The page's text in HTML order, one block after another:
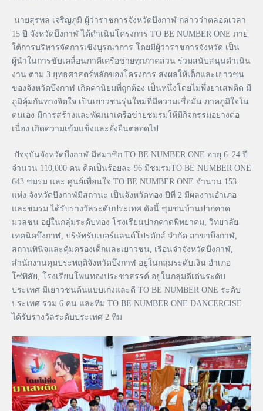
นายสุรพล เจริญภูมิ ผู้ว่าราชการจังหวัดบึงกาฬ กล่าวว่าตลอดเวลา
15 ปี จังหวัดบึงกาฬ ได้ดำเนินโครงการ TO BE NUMBER ONE ภาย
ใต้การบริหารจัดการเชิงบูรณาการ โดยมีผู้ว่าราชการจังหวัด เป็น
ผู้นำในการขับเคลื่อนภาคีเครือข่ายทุกภาคส่วน ร่วมสนับสนุนดำเนิน
งาน ตาม 3 ยุทธศาสตร์หลักของโครงการ ส่งผลให้เด็กและเยาวชน
ของจังหวัดบึงกาฬ เกิดค่านิยมที่ถูกต้อง เป็นหนึ่งโดยไม่พึ่งยาเสพติด มี
ภูมิคุ้มกันทางจิตใจ เป็นเยาวชนรุ่นใหม่ที่มีความเชื่อมั่น ภาคภูมิใจใน
ตนเอง มีการสร้างและพัฒนาเครือข่ายชมรมให้มีกิจกรรมอย่างต่อ
เนื่อง เกิดความเข้มแข็งและยั่งยืนตลอดไป
ปัจจุบันจังหวัดบึงกาฬ มีสมาชิก TO BE NUMBER ONE อายุ 6–24 ปี
จำนวน 110,000 คน คิดเป็นร้อยละ 96 มีชมรมTO BE NUMBER ONE
643 ชมรม และ ศูนย์เพื่อนใจ TO BE NUMBER ONE จำนวน 153
แห่ง จังหวัดบึงกาฬมีสถานะ เป็นจังหวัดทอง ปีที่ 2 มีผลงานอำเภอ
และชมรม ได้รับรางวัลระดับประเทศ ดังนี้ ชุมชนบ้านปากคาด
มวลชน อยู่ในกลุ่มระดับทอง โรงเรียนปากคาดพิทยาคม, วิทยาลัย
เทคนิคบึงกาฬ, บริษัทรับเบอร์แลนด์โปรดักส์ จำกัด สาขาบึงกาฬ,
สถานพินิจและคุ้มครองเด็กและเยาวชน, เรือนจำจังหวัดบึงกาฬ,
สำนักงานคุมประพฤติจังหวัดบึงกาฬ อยู่ในกลุ่มระดับเงิน อำเภอ
โซ่พิสัย, โรงเรียนโพนทองประชาสรรค์ อยู่ในกลุ่มดีเด่นระดับ
ประเทศ มีเยาวชนต้นแบบเก่งและดี TO BE NUMBER ONE ระดับ
ประเทศ รวม 6 คน และทีม TO BE NUMBER ONE DANCERCISE
ได้รับรางวัลระดับประเทศ 2 ทีม